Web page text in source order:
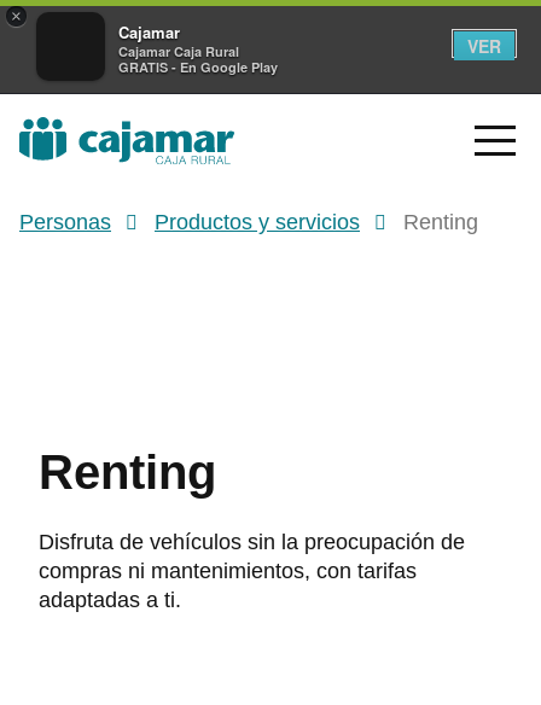
×
Cajamar
Cajamar Caja Rural
GRATIS - En Google Play
VER
Personas Productos y servicios Renting
Renting
Disfruta de vehículos sin la preocupación de
compras ni mantenimientos, con tarifas
adaptadas a ti.